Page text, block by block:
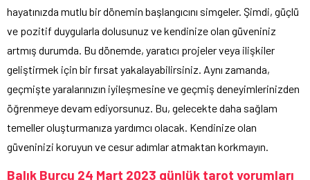
hayatınızda mutlu bir dönemin başlangıcını simgeler. Şimdi, güçlü
ve pozitif duygularla dolusunuz ve kendinize olan güveniniz
artmış durumda. Bu dönemde, yaratıcı projeler veya ilişkiler
geliştirmek için bir fırsat yakalayabilirsiniz. Aynı zamanda,
geçmişte yaralarınızın iyileşmesine ve geçmiş deneyimlerinizden
öğrenmeye devam ediyorsunuz. Bu, gelecekte daha sağlam
temeller oluşturmanıza yardımcı olacak. Kendinize olan
güveninizi koruyun ve cesur adımlar atmaktan korkmayın.
Balık Burcu 24 Mart 2023 günlük tarot yorumları